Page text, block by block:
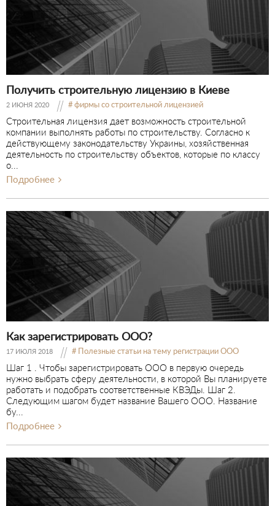
Получить строительную лицензию в Киеве
2 ИЮНЯ 2020 фирмы со строительной лицензией
Строительная лицензия дает возможность строительной
компании выполнять работы по строительству. Согласно к
действующему законодательству Украины, хозяйственная
деятельность по строительству объектов, которые по классу
о...
Подробнее
Как зарегистрировать ООО?
17 ИЮЛЯ 2018 Полезные статьи на тему регистрации ООО
Шаг 1 . Чтобы зарегистрировать ООО в первую очередь
нужно выбрать сферу деятельности, в которой Вы планируете
работать и подобрать соответственные КВЭДы. Шаг 2.
Следующим шагом будет название Вашего ООО. Название
бу...
Подробнее